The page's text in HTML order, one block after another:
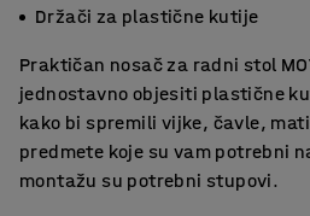
Držači za plastične kutije
Praktičan nosač za radni stol
jednostavno objesiti plastične
kako bi spremili vijke, čavle,
predmete koje su vam potrebni
montažu su potrebni stupovi.